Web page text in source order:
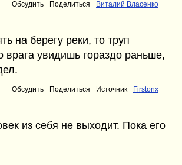
Обсудить Поделиться Виталий Власенко
на берегу реки, то труп
увидишь гораздо раньше,
Обсудить Поделиться Источник Firstonx
из себя не выходит. Пока его